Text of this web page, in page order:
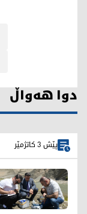
دوا هەواڵ
پێش 3 کاتژمێر